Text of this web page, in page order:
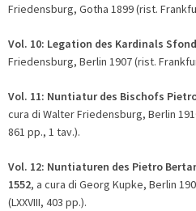
Friedensburg, Gotha 1899 (rist.
Vol. 10: Legation des Kardinals
Friedensburg, Berlin 1907 (rist.
Vol. 11: Nuntiatur des Bischofs
cura di Walter Friedensburg, Berlin
861 pp., 1 tav.).
Vol. 12: Nuntiaturen des Pietro
1552, a cura di Georg Kupke, Berlin
(LXXVIII, 403 pp.).